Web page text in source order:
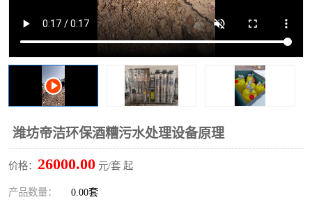
潍坊帝洁环保酒糟污水处理设备原理
价格： 26000.00 元/套 起
产品数量： 0.00套
海鲜加工污水处理设备 蒸发器设备价格
客运站污水处理设备 航站楼厕所污水处理设备
UASB厌氧塔 加油站油田景点旅游区污
水处理设备
风电场变电站污水处理设
备
叠螺污泥脱水机
疾控中心一体化设备处理 一体化净北槽污水处理设
餐具消毒污水处理设备